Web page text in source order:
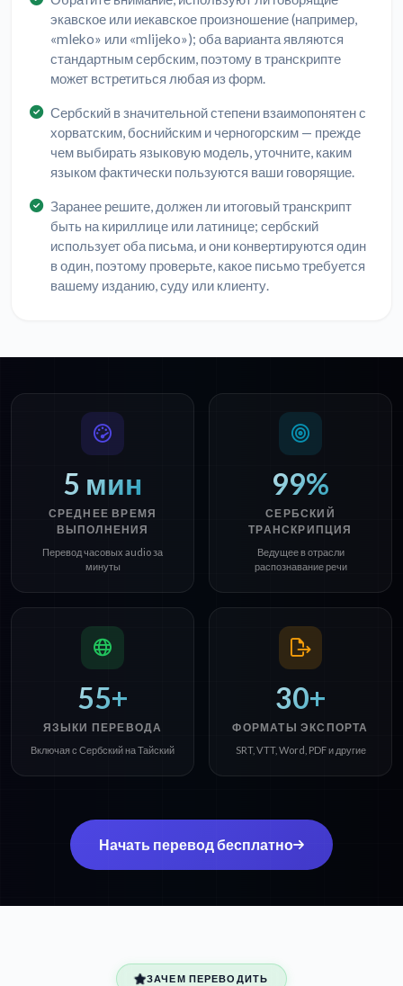
экавское или иекавское произношение (например,
«mleko» или «mlijeko»); оба варианта являются
стандартным сербским, поэтому в транскрипте
может встретиться любая из форм.
Сербский в значительной степени взаимопонятен с
хорватским, боснийским и черногорским — прежде
чем выбирать языковую модель, уточните, каким
языком фактически пользуются ваши говорящие.
Заранее решите, должен ли итоговый транскрипт
быть на кириллице или латинице; сербский
использует оба письма, и они конвертируются один
в один, поэтому проверьте, какое письмо требуется
вашему изданию, суду или клиенту.
5 мин
СРЕДНЕЕ ВРЕМЯ
ВЫПОЛНЕНИЯ
Перевод часовых audio за
минуты
99%
СЕРБСКИЙ
ТРАНСКРИПЦИЯ
Ведущее в отрасли
распознавание речи
55+
ЯЗЫКИ ПЕРЕВОДА
Включая с Сербский на Тайский
30+
ФОРМАТЫ ЭКСПОРТА
SRT, VTT, Word, PDF и другие
Начать перевод бесплатно
ЗАЧЕМ ПЕРЕВОДИТЬ